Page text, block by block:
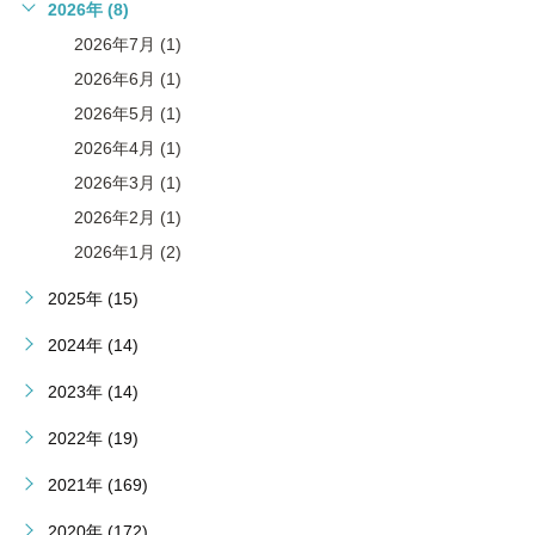
2026年 (8)
2026年7月 (1)
2026年6月 (1)
2026年5月 (1)
2026年4月 (1)
2026年3月 (1)
2026年2月 (1)
2026年1月 (2)
2025年 (15)
2024年 (14)
2023年 (14)
2022年 (19)
2021年 (169)